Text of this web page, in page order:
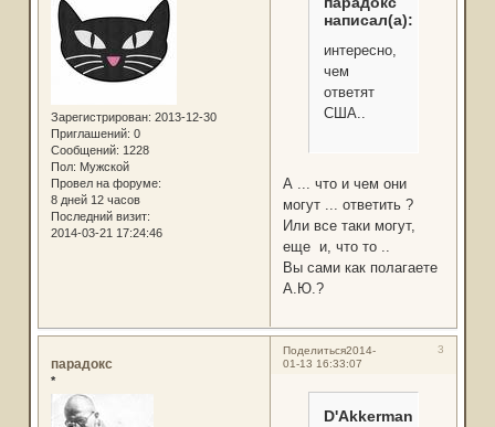
Зарегистрирован: 2013-12-30
Приглашений: 0
Сообщений: 1228
Пол: Мужской
Провел на форуме:
8 дней 12 часов
Последний визит:
2014-03-21 17:24:46
написал(а):
интересно,
чем
ответят
США..
А ... что и чем они
могут ... ответить ?
Или все таки могут,
еще и, что то ..
Вы сами как полагаете
А.Ю.?
Поделиться 3
2014-
01-13 16:33:07
парадокс
*
D'Akkerman